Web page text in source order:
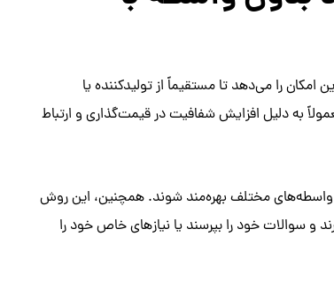
را می‌دهد تا مستقیماً از تولیدکننده یا
به دلیل افزایش شفافیت در قیمت‌گذاری و ارتباط
واسطه‌های مختلف بهره‌مند شوند. همچنین، این روش
و سوالات خود را بپرسند یا نیازهای خاص خود را